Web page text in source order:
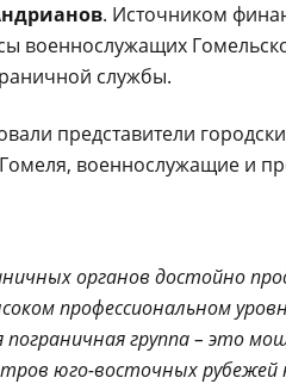
. Источником
военнослужащих
службы.
представители
военнослужащие и
органов достойно
профессиональном
группа – это
юго-восточных